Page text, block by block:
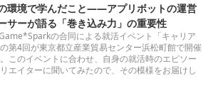
環境で学んだこと――アプリボットの運営
サーが語る「巻き込み力」の重要性
の合同による就活イベント「キャリア
第4回が東京都立産業貿易センター浜松町館で開催
このイベントに合わせ、自身の就活時のエピソー
エイターに聞いてみたので、その模様をお届けし